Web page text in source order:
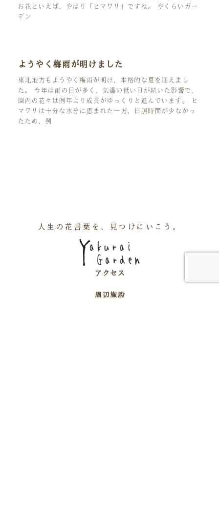
お花といえば、やはり「ヒマワリ」ですね。 やくらいガー
デン
ようやく梅雨が明けました
東北地方もようやく梅雨が明け、本格的な夏を迎えまし
た。 今年は雨の日が多く、気温の低い日が続いた影響で、
園内の花々は例年より成長がゆっくりと進んでいます。 ヒ
マワリは十分な水分に恵まれた一方、日照時間が少なかっ
たため、例
人生の花言葉を、見つけにいこう。
アクセス
周辺施設